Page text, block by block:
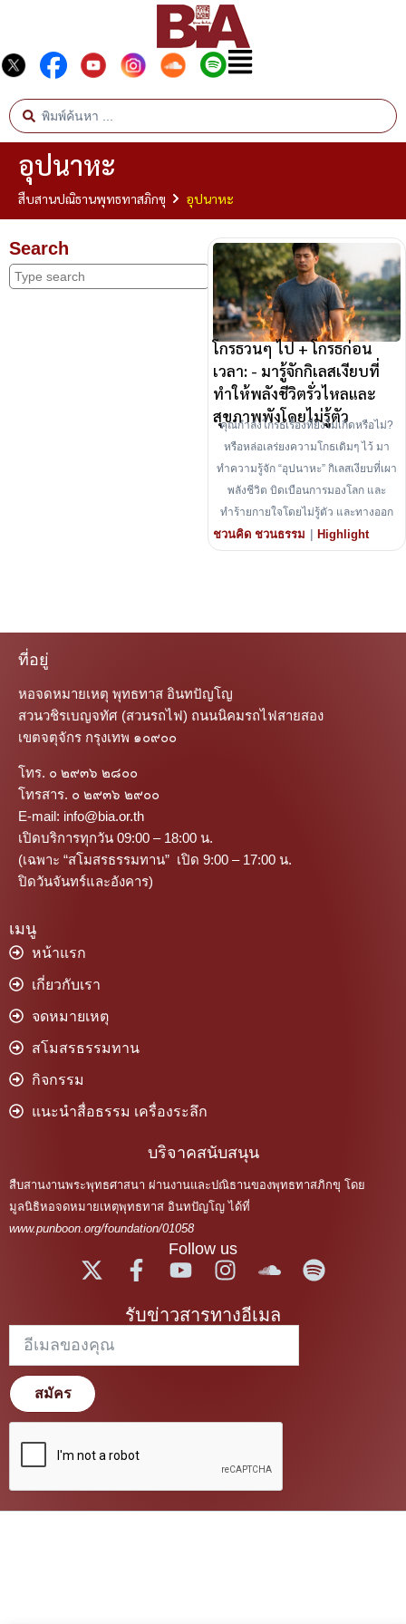
อุปนาหะ
สืบสานปณิธานพุทธทาสภิกขุ อุปนาหะ
Search
โกรธวนๆ ไป + โกรธก่อน
เวลา: - มารู้จักกิเลสเงียบที่
ทำให้พลังชีวิตรั่วไหลและ
สุขภาพพังโดยไม่รู้ตัว
คุณกำลังโกรธเรื่องที่ยังไม่เกิดหรือไม่?
หรือหล่อเลร่ยงความโกธเดิมๆ ไว้ มา
ทำความรู้จัก “อุปนาหะ” กิเลสเงียบที่เผา
พลังชีวิต บิดเบือนการมองโลก และ
ทำร้ายกายใจโดยไม่รู้ตัว และทางออก
ชวนคิด ชวนธรรม | Highlight
ที่อยู่
หอจดหมายเหตุ พุทธทาส อินทปัญโญ
สวนวชิรเบญจทัศ (สวนรถไฟ) ถนนนิคมรถไฟสายสอง
เขตจตุจักร กรุงเทพ ๑๐๙๐๐
โทร. ๐ ๒๙๓๖ ๒๘๐๐
โทรสาร. ๐ ๒๙๓๖ ๒๙๐๐
E-mail: info@bia.or.th
เปิดบริการทุกวัน 09:00 – 18:00 น.
(เฉพาะ “สโมสรธรรมทาน” เปิด 9:00 – 17:00 น.
ปิดวันจันทร์และอังคาร)
เมนู
หน้าแรก
เกี่ยวกับเรา
จดหมายเหตุ
สโมสรธรรมทาน
กิจกรรม
แนะนำสื่อธรรม เครื่องระลึก
บริจาคสนับสนุน
สืบสานงานพระพุทธศาสนา ผ่านงานและปณิธานของพุทธทาสภิกขุ โดย
มูลนิธิหอจดหมายเหตุพุทธทาส อินทปัญโญ ได้ที่
www.punboon.org/foundation/01058
Follow us
รับข่าวสารทางอีเมล
สมัคร